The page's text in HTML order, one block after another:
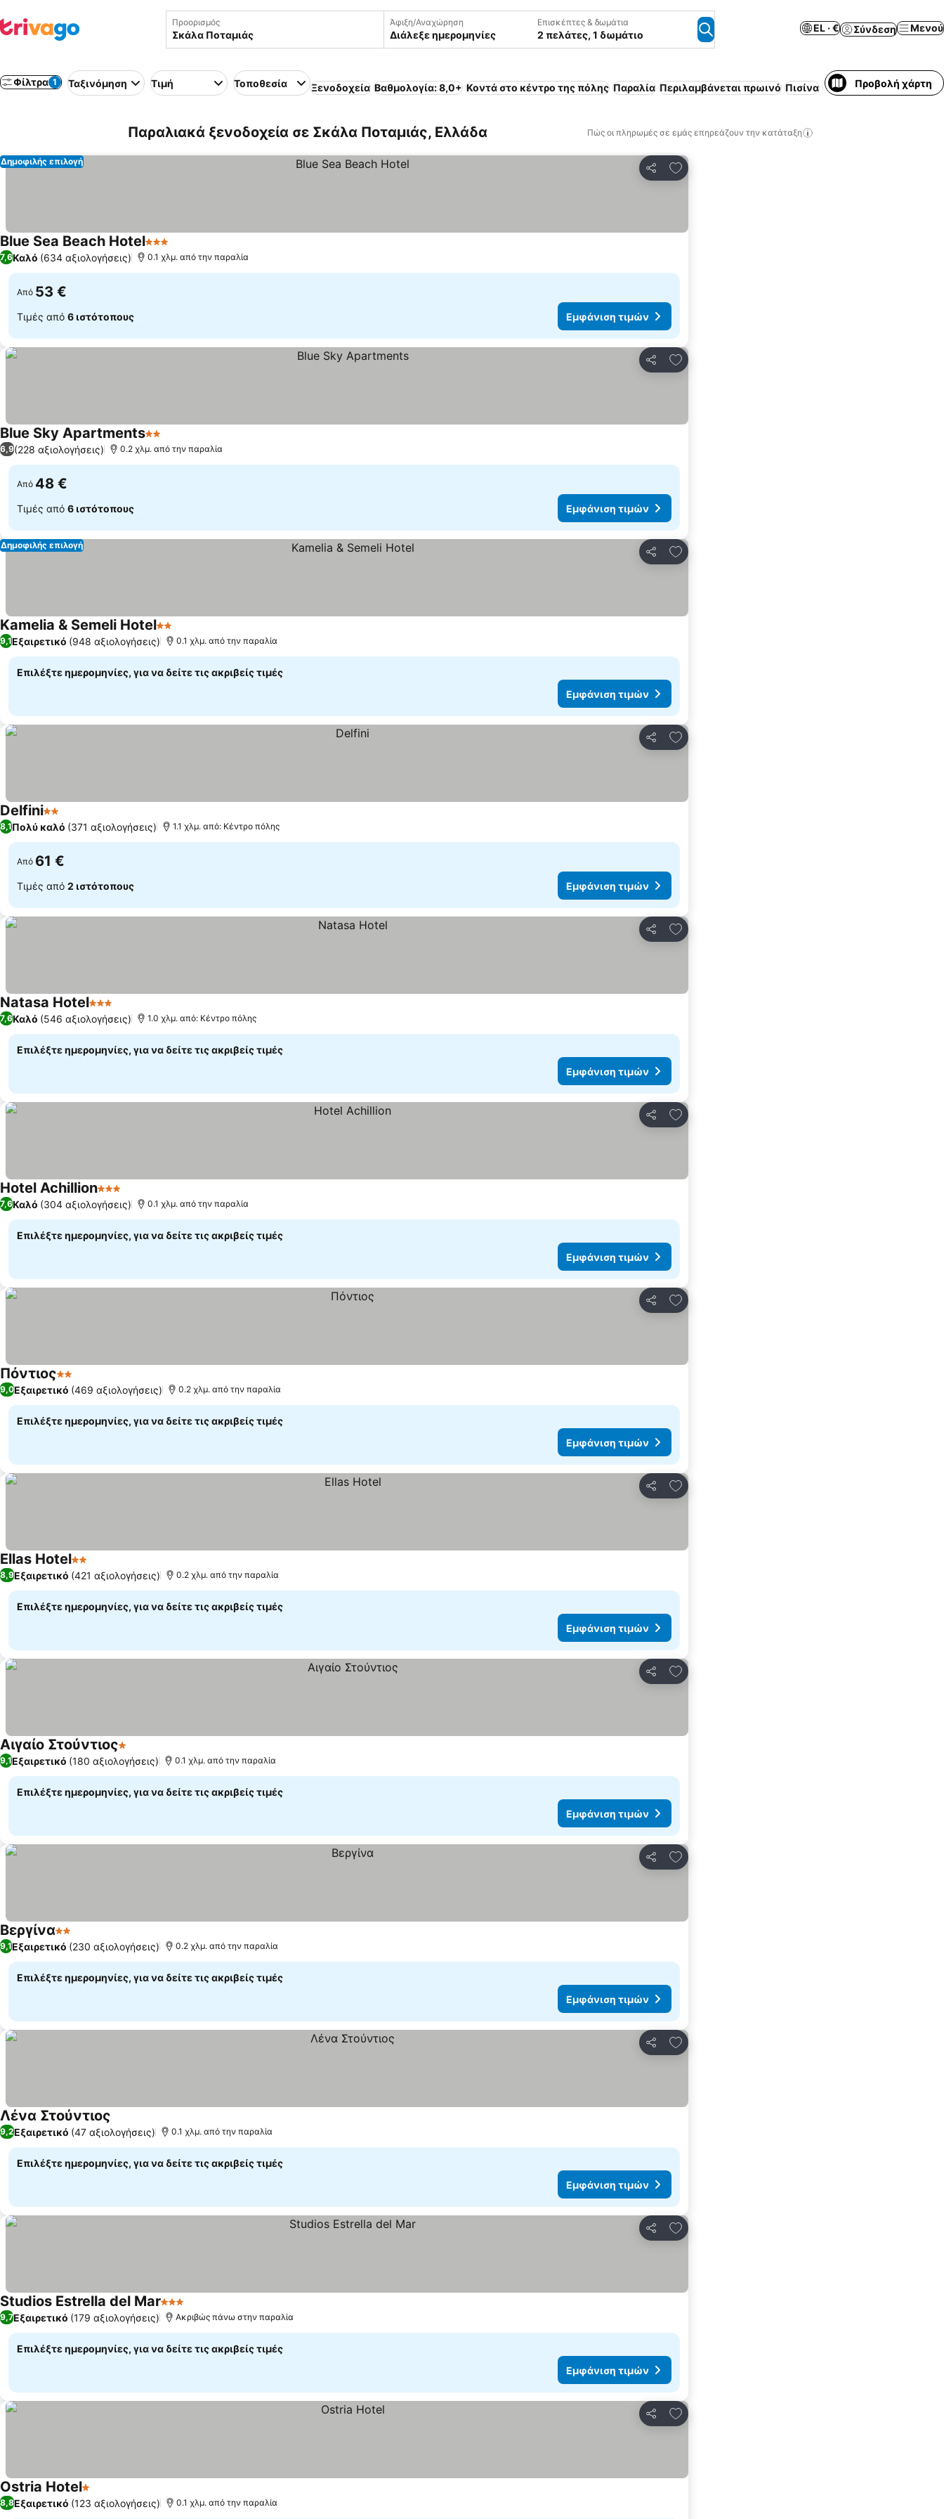
Προορισμός Άφιξη/Αναχώρηση
Διάλεξε ημερομηνίες
Επισκέπτες & δωμάτια
2 πελάτες, 1 δωμάτιο
EL · € Σύνδεση Μενού
Φίλτρα 1 Ταξινόμηση Τιμή Τοποθεσία Ξενοδοχεία Βαθμολογία: 8,0+ Κοντά στο κέντρο της πόλης Παραλία Περιλαμβάνεται πρωινό Πισίνα Ολόκληρο σπίτι /
Προβολή χάρτη
Παραλιακά ξενοδοχεία σε Σκάλα Ποταμιάς, Ελλάδα Πώς οι πληρωμές σε εμάς επηρεάζουν την κατάταξη
Κοινοποίηση
Προσθήκη στα αγαπημένα
Δημοφιλής επιλογή
Blue Sea Beach Hotel3 Αστέρια
7,6Καλό (634 αξιολογήσεις) 0.1 χλμ. από την παραλία
Από 53 €
Τιμές από 6 ιστότοπους Εμφάνιση τιμών
Κοινοποίηση
Προσθήκη στα αγαπημένα
Blue Sky Apartments2 Αστέρια
6,9(228 αξιολογήσεις) 0.2 χλμ. από την παραλία
Από 48 €
Τιμές από 6 ιστότοπους Εμφάνιση τιμών
Κοινοποίηση
Προσθήκη στα αγαπημένα
Δημοφιλής επιλογή
Kamelia & Semeli Hotel2 Αστέρια
9,1Εξαιρετικό (948 αξιολογήσεις) 0.1 χλμ. από την παραλία
Επιλέξτε ημερομηνίες, για να δείτε τις ακριβείς τιμές
Εμφάνιση τιμών
Κοινοποίηση
Προσθήκη στα αγαπημένα
Delfini2 Αστέρια
8,1Πολύ καλό (371 αξιολογήσεις) 1.1 χλμ. από: Κέντρο πόλης
Από 61 €
Τιμές από 2 ιστότοπους Εμφάνιση τιμών
Κοινοποίηση
Προσθήκη στα αγαπημένα
Natasa Hotel3 Αστέρια
7,6Καλό (546 αξιολογήσεις) 1.0 χλμ. από: Κέντρο πόλης
Επιλέξτε ημερομηνίες, για να δείτε τις ακριβείς τιμές
Εμφάνιση τιμών
Κοινοποίηση
Προσθήκη στα αγαπημένα
Hotel Achillion3 Αστέρια
7,6Καλό (304 αξιολογήσεις) 0.1 χλμ. από την παραλία
Επιλέξτε ημερομηνίες, για να δείτε τις ακριβείς τιμές
Εμφάνιση τιμών
Κοινοποίηση
Προσθήκη στα αγαπημένα
Πόντιος2 Αστέρια
9,0Εξαιρετικό (469 αξιολογήσεις) 0.2 χλμ. από την παραλία
Επιλέξτε ημερομηνίες, για να δείτε τις ακριβείς τιμές
Εμφάνιση τιμών
Κοινοποίηση
Προσθήκη στα αγαπημένα
Ellas Hotel2 Αστέρια
8,9Εξαιρετικό (421 αξιολογήσεις) 0.2 χλμ. από την παραλία
Επιλέξτε ημερομηνίες, για να δείτε τις ακριβείς τιμές
Εμφάνιση τιμών
Κοινοποίηση
Προσθήκη στα αγαπημένα
Aιγαίο Στούντιος1 Αστέρια
9,1Εξαιρετικό (180 αξιολογήσεις) 0.1 χλμ. από την παραλία
Επιλέξτε ημερομηνίες, για να δείτε τις ακριβείς τιμές
Εμφάνιση τιμών
Κοινοποίηση
Προσθήκη στα αγαπημένα
Βεργίνα2 Αστέρια
9,1Εξαιρετικό (230 αξιολογήσεις) 0.2 χλμ. από την παραλία
Επιλέξτε ημερομηνίες, για να δείτε τις ακριβείς τιμές
Εμφάνιση τιμών
Κοινοποίηση
Προσθήκη στα αγαπημένα
Λένα Στούντιος
9,2Εξαιρετικό (47 αξιολογήσεις) 0.1 χλμ. από την παραλία
Επιλέξτε ημερομηνίες, για να δείτε τις ακριβείς τιμές
Εμφάνιση τιμών
Κοινοποίηση
Προσθήκη στα αγαπημένα
Studios Estrella del Mar3 Αστέρια
9,7Εξαιρετικό (179 αξιολογήσεις) Ακριβώς πάνω στην παραλία
Επιλέξτε ημερομηνίες, για να δείτε τις ακριβείς τιμές
Εμφάνιση τιμών
Κοινοποίηση
Προσθήκη στα αγαπημένα
Ostria Hotel1 Αστέρια
8,8Εξαιρετικό (123 αξιολογήσεις) 0.1 χλμ. από την παραλία